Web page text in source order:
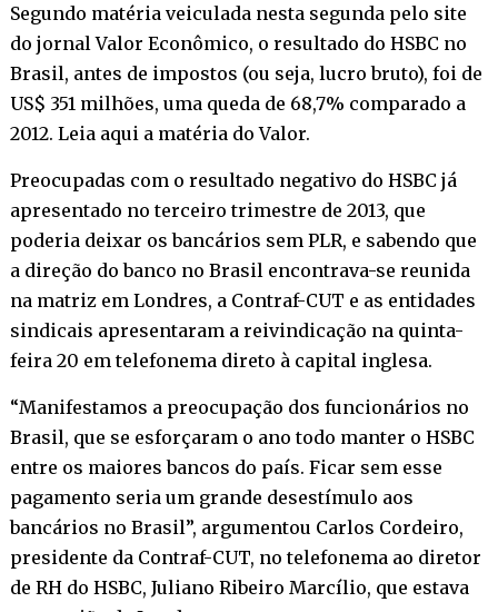
Segundo matéria veiculada nesta segunda pelo site
do jornal Valor Econômico, o resultado do HSBC no
Brasil, antes de impostos (ou seja, lucro bruto), foi de
US$ 351 milhões, uma queda de 68,7% comparado a
2012. Leia aqui a matéria do Valor.
Preocupadas com o resultado negativo do HSBC já
apresentado no terceiro trimestre de 2013, que
poderia deixar os bancários sem PLR, e sabendo que
a direção do banco no Brasil encontrava-se reunida
na matriz em Londres, a Contraf-CUT e as entidades
sindicais apresentaram a reivindicação na quinta-
feira 20 em telefonema direto à capital inglesa.
“Manifestamos a preocupação dos funcionários no
Brasil, que se esforçaram o ano todo manter o HSBC
entre os maiores bancos do país. Ficar sem esse
pagamento seria um grande desestímulo aos
bancários no Brasil”, argumentou Carlos Cordeiro,
presidente da Contraf-CUT, no telefonema ao diretor
de RH do HSBC, Juliano Ribeiro Marcílio, que estava